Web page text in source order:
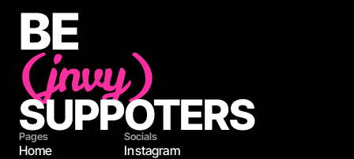
BE
(jnvy)
SUPPOTERS
Pages
Home
Socials
Instagram